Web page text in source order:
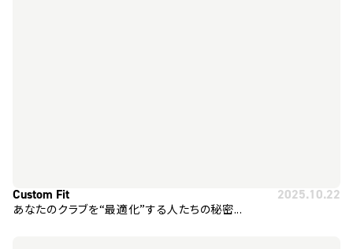
Custom Fit 2025.10.22
あなたのクラブを“最適化”する人たちの秘密...